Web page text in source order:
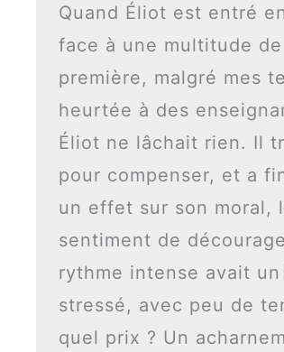
Quand Éliot est entré
face à une multitude
première, malgré mes
heurtée à des
Éliot ne lâchait rien. Il
pour compenser, et a
un effet sur son moral,
sentiment de
rythme intense avait
stressé, avec peu de
quel prix ? Un